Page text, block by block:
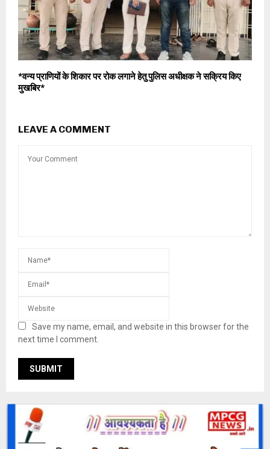
*वन्य प्राणियों के शिकार पर रोक लगाने हेतु पुलिस अधीक्षक ने सक्रिय किए
मुखबिर*
LEAVE A COMMENT
Save my name, email, and website in this browser for the
next time I comment.